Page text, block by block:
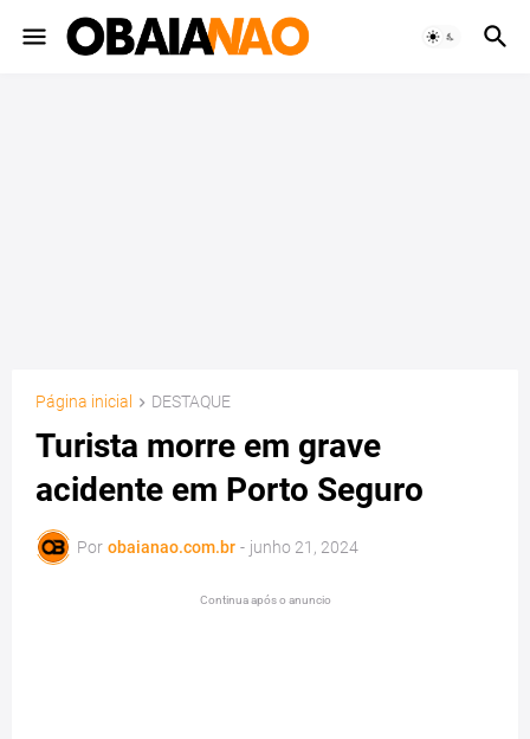
Página inicial DESTAQUE
Turista morre em grave
acidente em Porto Seguro
Por obaianao.com.br - junho 21, 2024
Continua após o anuncio